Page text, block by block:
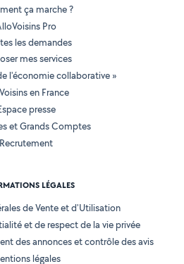
ça marche ?
Pro
les demandes
mes services
l'économie collaborative »
en France
presse
et Grands Comptes
Recrutement
LÉGALES
de Vente et d'Utilisation
et de respect de la vie privée
des annonces et contrôle des avis
légales